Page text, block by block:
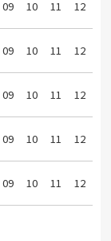
09 10 11 12
09 10 11 12
09 10 11 12
09 10 11 12
09 10 11 12